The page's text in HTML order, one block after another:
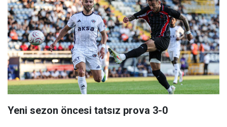
Yeni sezon öncesi tatsız prova 3-0